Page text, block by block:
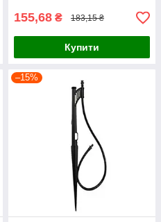
155,68 ₴ 183,15 ₴
Купити
–15%